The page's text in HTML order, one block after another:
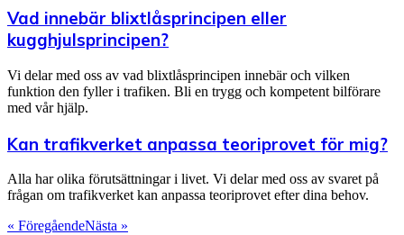
Vad innebär blixtlåsprincipen eller
kugghjulsprincipen?
Vi delar med oss av vad blixtlåsprincipen innebär och vilken
funktion den fyller i trafiken. Bli en trygg och kompetent bilförare
med vår hjälp.
Kan trafikverket anpassa teoriprovet för mig?
Alla har olika förutsättningar i livet. Vi delar med oss av svaret på
frågan om trafikverket kan anpassa teoriprovet efter dina behov.
« FöregåendeNästa »